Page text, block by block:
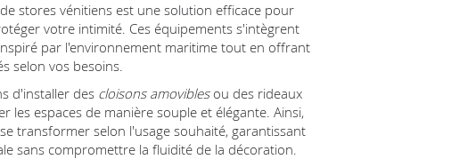
stores vénitiens est une solution efficace pour
votre intimité. Ces équipements s'intègrent
par l'environnement maritime tout en offrant
selon vos besoins.
d'installer des cloisons amoviblesou des rideaux
les espaces de manière souple et élégante. Ainsi,
transformer selon l'usage souhaité, garantissant
sans compromettre la fluidité de la décoration.